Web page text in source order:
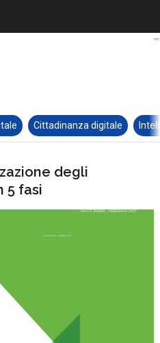
Cittadinanza digitale
degli
5 fasi